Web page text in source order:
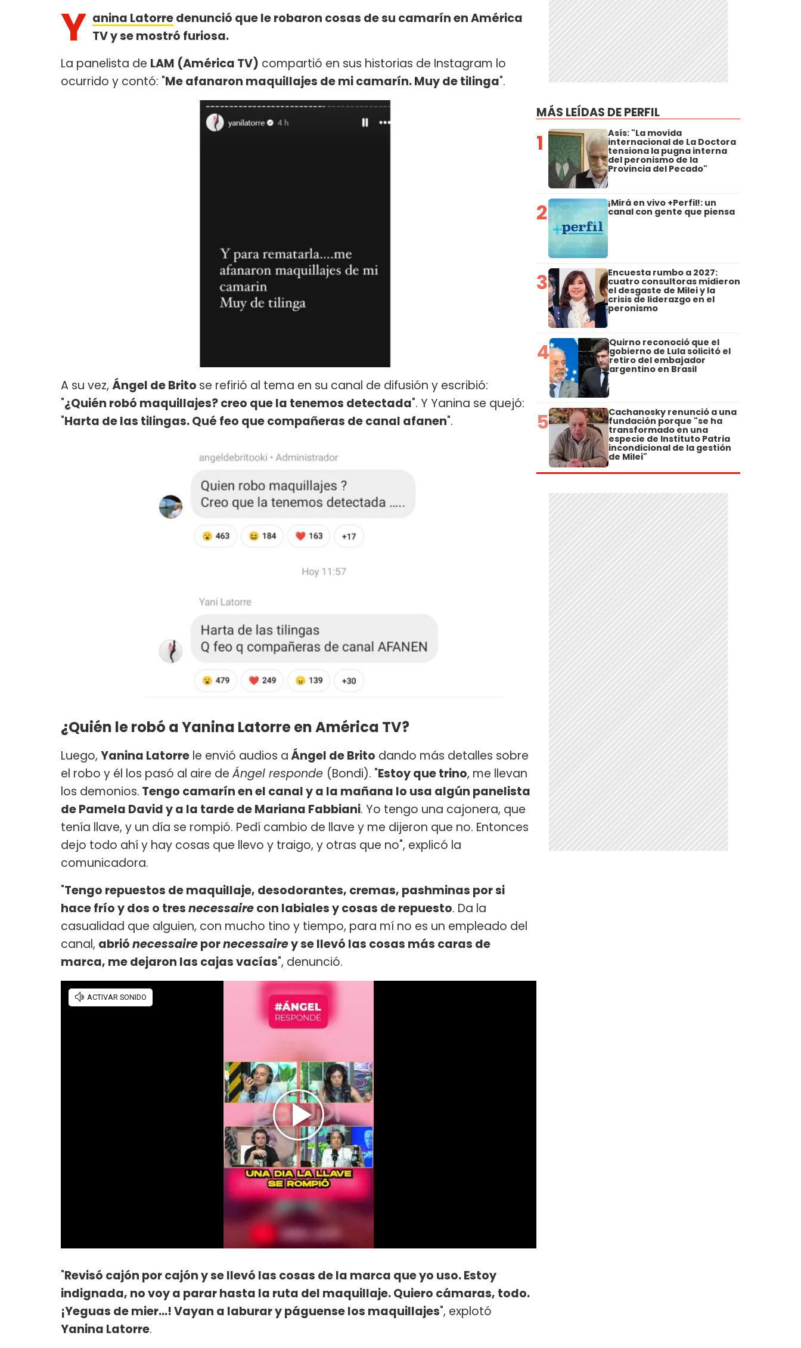
Y anina Latorredenunció que le robaron cosas de su camarín en América
TV y se mostró furiosa.
La panelista de LAM (América TV) compartió en sus historias de Instagram lo
ocurrido y contó: "Me afanaron maquillajes de mi camarín. Muy de tilinga".
A su vez, Ángel de Brito se refirió al tema en su canal de difusión y escribió:
"¿Quién robó maquillajes? creo que la tenemos detectada". Y Yanina se quejó:
"Harta de las tilingas. Qué feo que compañeras de canal afanen".
¿Quién le robó a Yanina Latorre en América TV?
Luego, Yanina Latorre le envió audios aÁngel de Brito dando más detalles sobre
el robo y él los pasó al aire deÁngel responde (Bondi). "Estoy que trino, me llevan
los demonios. Tengo camarín en el canal y a la mañana lo usa algún panelista
de Pamela David y a la tarde de Mariana Fabbiani. Yo tengo una cajonera, que
tenía llave, y un día se rompió. Pedí cambio de llave y me dijeron que no. Entonces
dejo todo ahí y hay cosas que llevo y traigo, y otras que no", explicó la
comunicadora.
"Tengo repuestos de maquillaje, desodorantes, cremas, pashminas por si
hace frío y dos o tresnecessairecon labiales y cosas de repuesto. Da la
casualidad que alguien, con mucho tino y tiempo, para mí no es un empleado del
canal, abriónecessairepornecessairey se llevó las cosas más caras de
marca, me dejaron las cajas vacías", denunció.
"Revisó cajón por cajón y se llevó las cosas de la marca que yo uso. Estoy
indignada, no voy a parar hasta la ruta del maquillaje. Quiero cámaras, todo.
¡Yeguas de mier...! Vayan a laburar y páguense los maquillajes", explotó
Yanina Latorre.
MÁS LEÍDAS DE PERFIL
1 Asís: "La movida
internacional de La Doctora
tensiona la pugna interna
del peronismo de la
Provincia del Pecado"
2 ¡Mirá en vivo +Perfil!: un
canal con gente que piensa
3 Encuesta rumbo a 2027:
cuatro consultoras midieron
el desgaste de Milei y la
crisis de liderazgo en el
peronismo
4 Quirno reconoció que el
gobierno de Lula solicitó el
retiro del embajador
argentino en Brasil
5 Cachanosky renunció a una
fundación porque "se ha
transformado en una
especie de Instituto Patria
incondicional de la gestión
de Milei"